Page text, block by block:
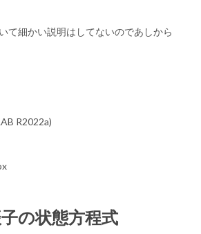
て細かい説明はしてないのであしから
R2022a)
の状態方程式